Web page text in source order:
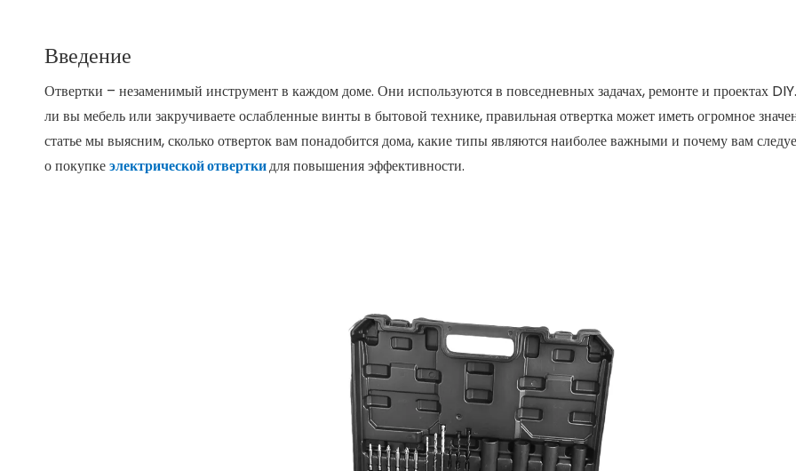
Введение
Отвертки – незаменимый инструмент в каждом доме. Они используются в повседневных задачах, ремонте и проектах
ли вы мебель или закручиваете ослабленные винты в бытовой технике, правильная отвертка может иметь огромное
статье мы выясним, сколько отверток вам понадобится дома, какие типы являются наиболее важными и почему вам
о покупкеэлектрической отверткидля повышения эффективности.